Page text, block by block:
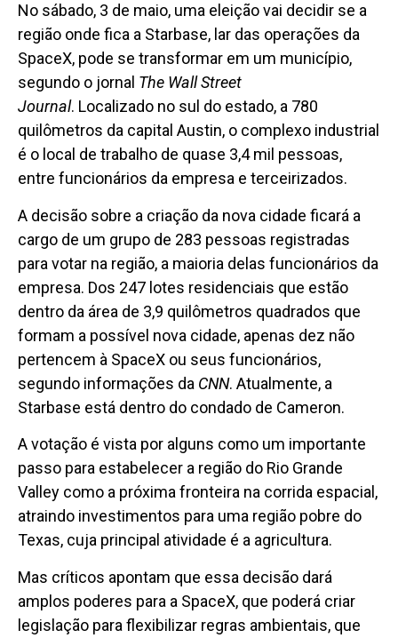
No sábado, 3 de maio, uma eleição vai decidir se a
região onde fica a Starbase, lar das operações da
SpaceX, pode se transformar em um município,
segundo o jornal The Wall Street
Journal. Localizado no sul do estado, a 780
quilômetros da capital Austin, o complexo industrial
é o local de trabalho de quase 3,4 mil pessoas,
entre funcionários da empresa e terceirizados.
A decisão sobre a criação da nova cidade ficará a
cargo de um grupo de 283 pessoas registradas
para votar na região, a maioria delas funcionários da
empresa. Dos 247 lotes residenciais que estão
dentro da área de 3,9 quilômetros quadrados que
formam a possível nova cidade, apenas dez não
pertencem à SpaceX ou seus funcionários,
segundo informações da CNN. Atualmente, a
Starbase está dentro do condado de Cameron.
A votação é vista por alguns como um importante
passo para estabelecer a região do Rio Grande
Valley como a próxima fronteira na corrida espacial,
atraindo investimentos para uma região pobre do
Texas, cuja principal atividade é a agricultura.
Mas críticos apontam que essa decisão dará
amplos poderes para a SpaceX, que poderá criar
legislação para flexibilizar regras ambientais, que